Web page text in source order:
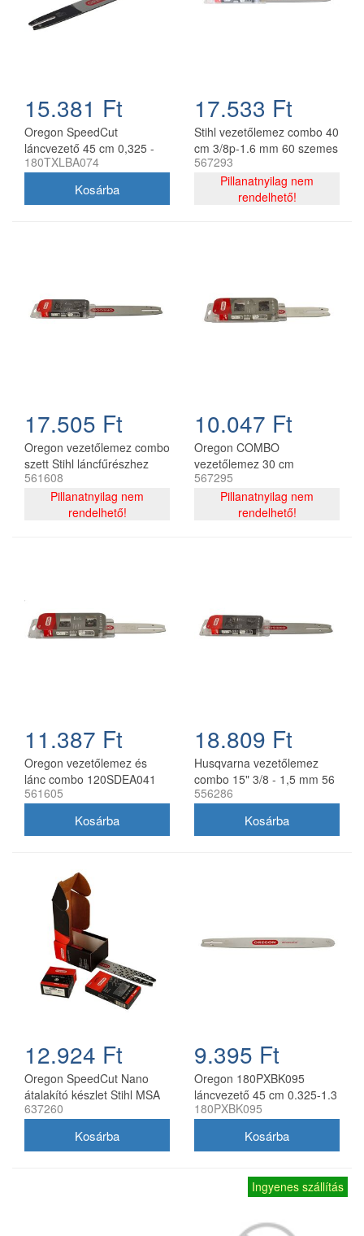
15.381 Ft
Oregon SpeedCut
láncvezető 45 cm 0,325 -
1,3 mm 68 szem Stihl
180TXLBA074
17.533 Ft
Stihl vezetőlemez combo 40
cm 3/8p-1.6 mm 60 szemes
lánccal, Oregon
75DPX060E, 2 db lánc
567293
Pillanatnyilag nem
rendelhető!
17.505 Ft
Oregon vezetőlemez combo
szett Stihl láncfűrészhez
325 - 1,6 mm 40 cm 67
szemes
561608
Pillanatnyilag nem
rendelhető!
10.047 Ft
Oregon COMBO
vezetőlemez 30 cm
120SDEA074 + 2 db
91P044E lánc 3/8P 1.3 mm
44 szemes
567295
Pillanatnyilag nem
rendelhető!
11.387 Ft
Oregon vezetőlemez és
lánc combo 120SDEA041
30 cm 3/8 1,3 mm 2x
561605
18.809 Ft
Husqvarna vezetőlemez
combo 15" 3/8 - 1,5 mm 56
szemes 2 db Oregon
556286
12.924 Ft
Oregon SpeedCut Nano
átalakító készlet Stihl MSA
161T 10" 325 1,1 mm
637260
9.395 Ft
Oregon 180PXBK095
láncvezető 45 cm 0.325-1.3
mm 72 szemes Husqvarna
180PXBK095
Ingyenes szállítás